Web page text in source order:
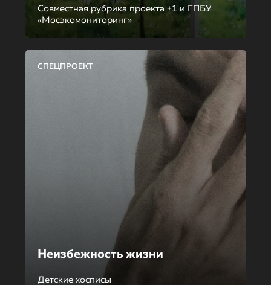
Совместная рубрика проекта +1 и ГПБУ
«Мосэкомониторинг»
СПЕЦПРОЕКТ
Неизбежность жизни
Детские хосписы